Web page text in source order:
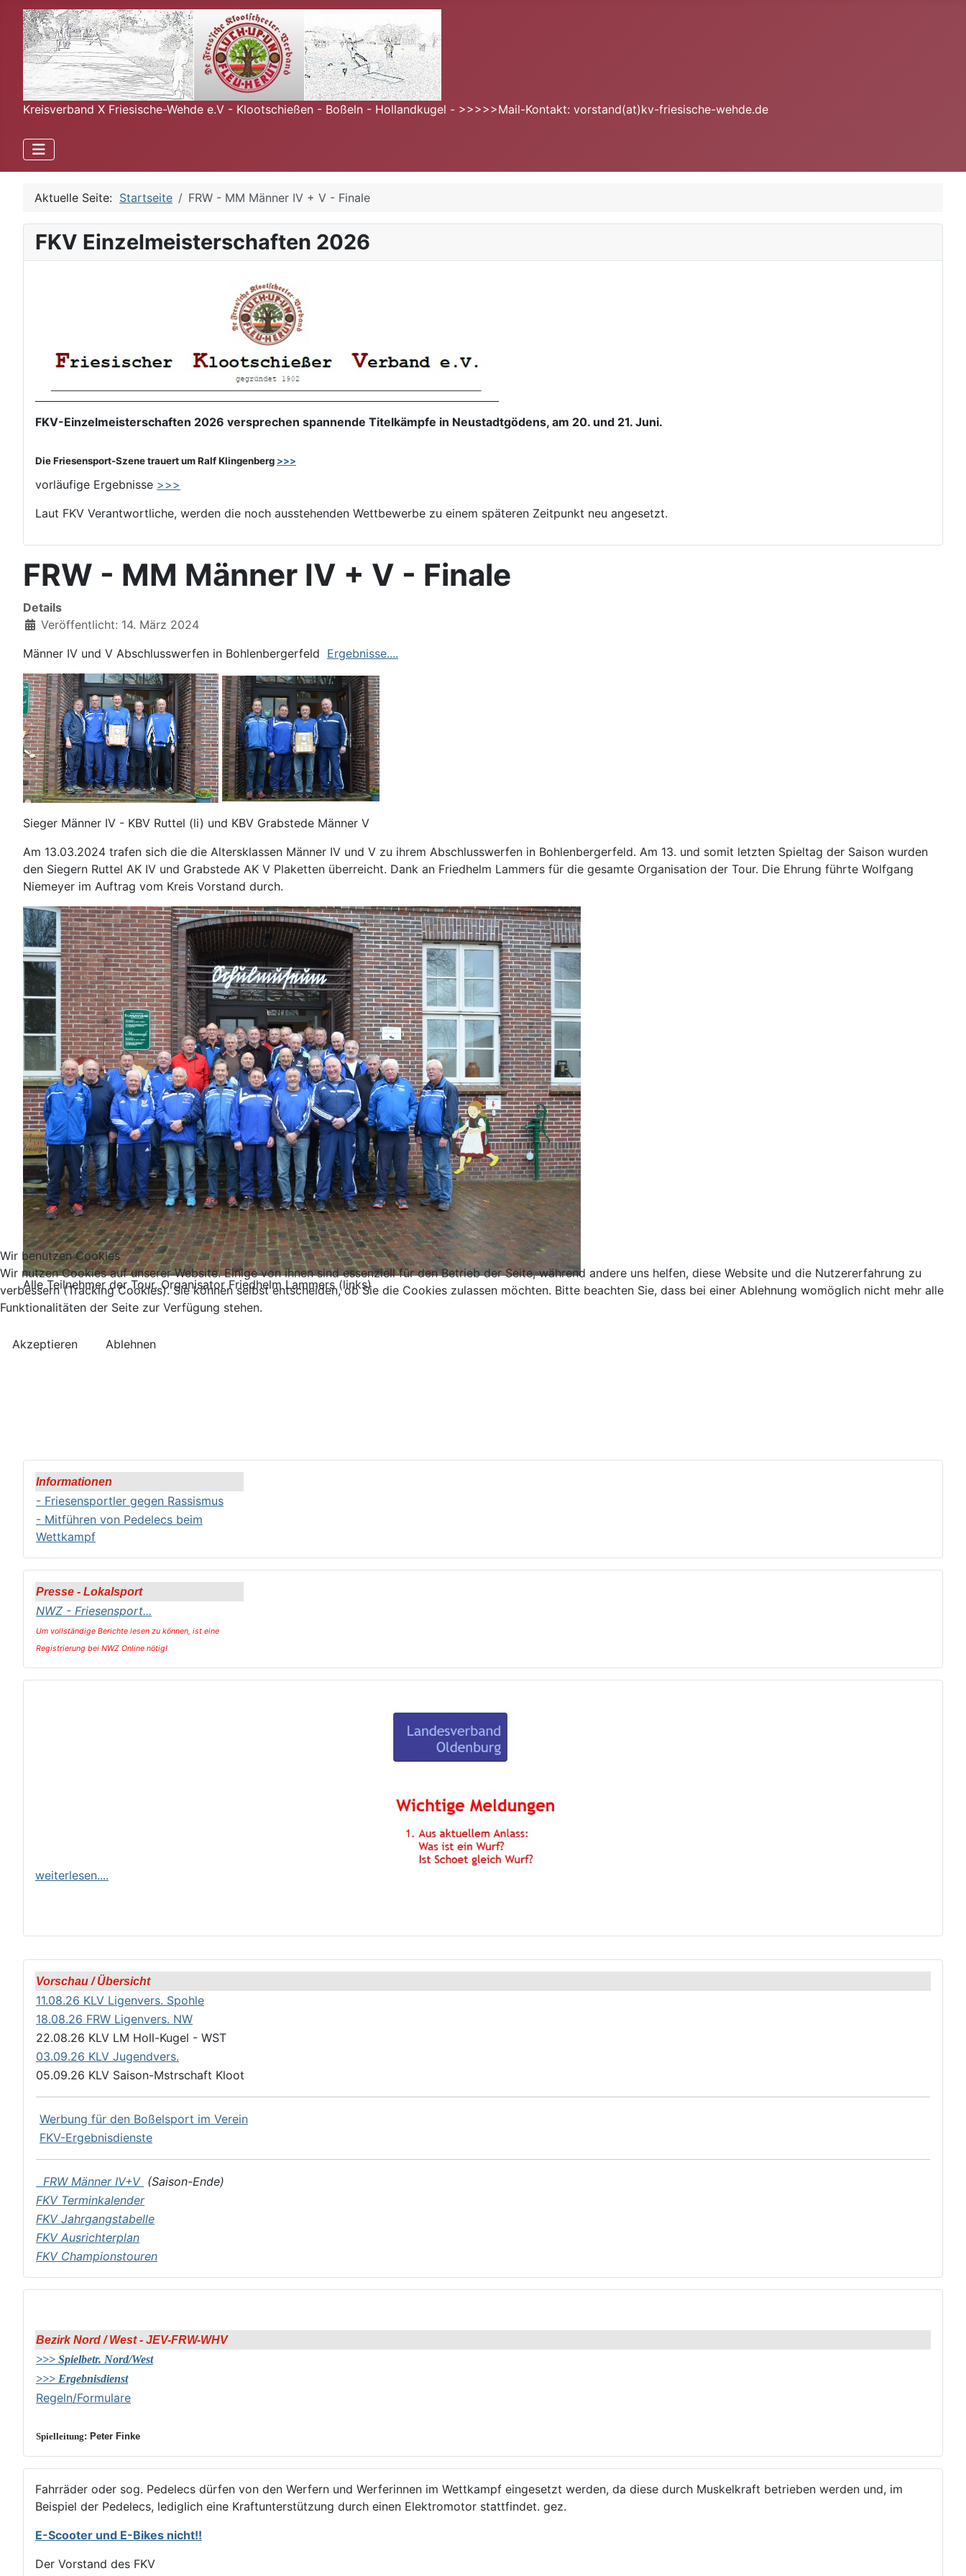
Kreisverband X Friesische-Wehde e.V - Klootschießen - Boßeln - Hollandkugel - >>>>>Mail-Kontakt: vorstand(at)kv-friesische-wehde.de
Vorschau / Übersicht
11.08.26 KLV Ligenvers. Spohle
18.08.26 FRW Ligenvers. NW
22.08.26 KLV LM Holl-Kugel - WST
03.09.26 KLV Jugendvers.
05.09.26 KLV Saison-Mstrschaft Kloot
Werbung für den Boßelsport im Verein
FKV-Ergebnisdienste
FRW Männer IV+V (Saison-Ende)
FKV Terminkalender
FKV Jahrgangstabelle
FKV Ausrichterplan
FKV Championstouren
Bezirk Nord / West - JEV-FRW-WHV
>>> Spielbetr. Nord/West
>>> Ergebnisdienst
Regeln/Formulare
Spielleitung: Peter Finke
Fahrräder oder sog. Pedelecs dürfen von den Werfern und Werferinnen im Wettkampf eingesetzt werden, da diese durch Muskelkraft betrieben werden und, im
Beispiel der Pedelecs, lediglich eine Kraftunterstützung durch einen Elektromotor stattfindet. gez.
E-Scooter und E-Bikes nicht!!
Der Vorstand des FKV
Aktuelle Seite: Startseite FRW - MM Männer IV + V - Finale
FKV Einzelmeisterschaften 2026
FKV-Einzelmeisterschaften 2026 versprechen spannende Titelkämpfe in Neustadtgödens, am 20. und 21. Juni.
Die Friesensport-Szene trauert um Ralf Klingenberg >>>
vorläufige Ergebnisse >>>
Laut FKV Verantwortliche, werden die noch ausstehenden Wettbewerbe zu einem späteren Zeitpunkt neu angesetzt.
FRW - MM Männer IV + V - Finale
Details
Veröffentlicht: 14. März 2024
Männer IV und V Abschlusswerfen in Bohlenbergerfeld Ergebnisse....
Sieger Männer IV - KBV Ruttel (li) und KBV Grabstede Männer V
Am 13.03.2024 trafen sich die die Altersklassen Männer IV und V zu ihrem Abschlusswerfen in Bohlenbergerfeld. Am 13. und somit letzten Spieltag der Saison wurden
den Siegern Ruttel AK IV und Grabstede AK V Plaketten überreicht. Dank an Friedhelm Lammers für die gesamte Organisation der Tour. Die Ehrung führte Wolfgang
Niemeyer im Auftrag vom Kreis Vorstand durch.
Alle Teilnehmer der Tour. Organisator Friedhelm Lammers (links)
Informationen
- Friesensportler gegen Rassismus
- Mitführen von Pedelecs beim
Wettkampf
Presse - Lokalsport
NWZ - Friesensport...
Um vollständige Berichte lesen zu können, ist eine
Registrierung bei NWZ Online nötig!
weiterlesen....
Wir benutzen Cookies
Wir nutzen Cookies auf unserer Website. Einige von ihnen sind essenziell für den Betrieb der Seite, während andere uns helfen, diese Website und die Nutzererfahrung zu
verbessern (Tracking Cookies). Sie können selbst entscheiden, ob Sie die Cookies zulassen möchten. Bitte beachten Sie, dass bei einer Ablehnung womöglich nicht mehr alle
Funktionalitäten der Seite zur Verfügung stehen.
Akzeptieren Ablehnen